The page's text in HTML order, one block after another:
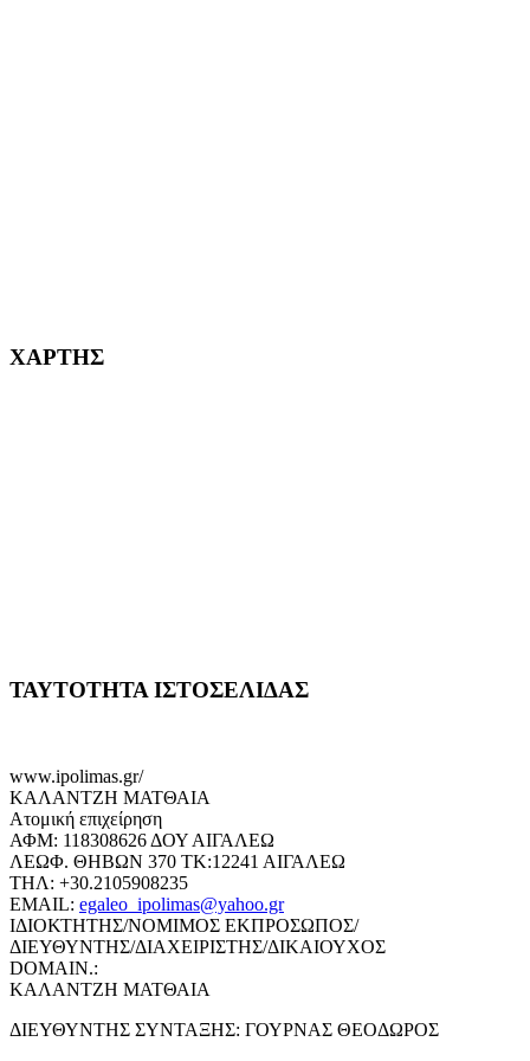
ΧΑΡΤΗΣ
ΤΑΥΤΟΤΗΤΑ ΙΣΤΟΣΕΛΙΔΑΣ
www.ipolimas.gr/
ΚΑΛΑΝΤΖΗ ΜΑΤΘΑΙΑ
Ατομική επιχείρηση
ΑΦΜ: 118308626 ΔΟΥ ΑΙΓΑΛΕΩ
ΛΕΩΦ. ΘΗΒΩΝ 370 ΤΚ:12241 ΑΙΓΑΛΕΩ
ΤΗΛ: +30.2105908235
EMAIL: egaleo_ipolimas@yahoo.gr
ΙΔΙΟΚΤΗΤΗΣ/ΝΟΜΙΜΟΣ ΕΚΠΡΟΣΩΠΟΣ/
ΔΙΕΥΘΥΝΤΗΣ/ΔΙΑΧΕΙΡΙΣΤΗΣ/ΔΙΚΑΙΟΥΧΟΣ
DOMAIN.:
ΚΑΛΑΝΤΖΗ ΜΑΤΘΑΙΑ
ΔΙΕΥΘΥΝΤΗΣ ΣΥΝΤΑΞΗΣ: ΓΟΥΡΝΑΣ ΘΕΟΔΩΡΟΣ